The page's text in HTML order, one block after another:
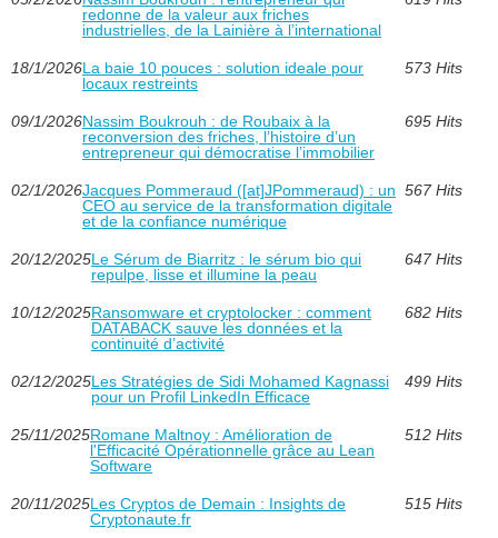
redonne de la valeur aux friches
industrielles, de la Lainière à l’international
18/1/2026La baie 10 pouces : solution ideale pour
locaux restreints
573 Hits
09/1/2026Nassim Boukrouh : de Roubaix à la
reconversion des friches, l’histoire d’un
entrepreneur qui démocratise l’immobilier
695 Hits
02/1/2026Jacques Pommeraud ([at]JPommeraud) : un
CEO au service de la transformation digitale
et de la confiance numérique
567 Hits
20/12/2025Le Sérum de Biarritz : le sérum bio qui
repulpe, lisse et illumine la peau
647 Hits
10/12/2025Ransomware et cryptolocker : comment
DATABACK sauve les données et la
continuité d’activité
682 Hits
02/12/2025Les Stratégies de Sidi Mohamed Kagnassi
pour un Profil LinkedIn Efficace
499 Hits
25/11/2025Romane Maltnoy : Amélioration de
l'Efficacité Opérationnelle grâce au Lean
Software
512 Hits
20/11/2025Les Cryptos de Demain : Insights de
Cryptonaute.fr
515 Hits